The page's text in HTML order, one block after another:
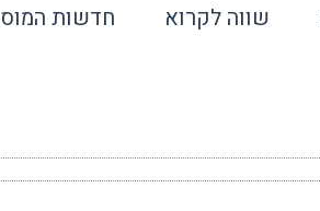
שווה לקרוא חדשות